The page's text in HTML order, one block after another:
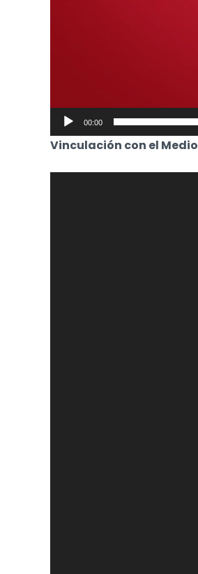
00:00
Vinculación con el